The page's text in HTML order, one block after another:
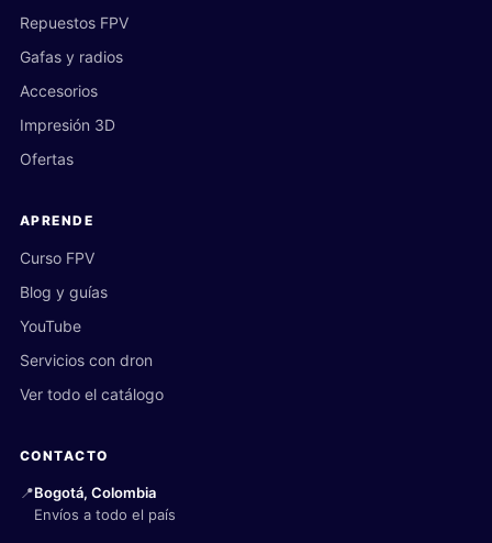
Repuestos FPV
Gafas y radios
Accesorios
Impresión 3D
Ofertas
APRENDE
Curso FPV
Blog y guías
YouTube
Servicios con dron
Ver todo el catálogo
CONTACTO
📍Bogotá, Colombia
Envíos a todo el país